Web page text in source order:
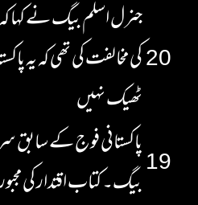
20
جنرل اسلم بیگ نے کہا
کی مخالفت کی تھی کہ یہ
ٹھیک نہیں
19
پاکستانی فوج کے سابق
بیگ۔ کتاب اقتدار کی